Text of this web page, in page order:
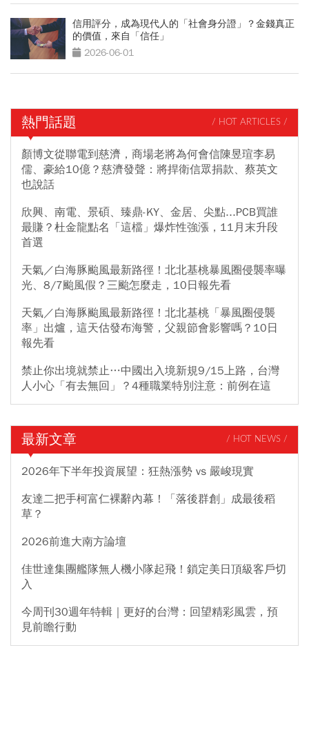
信用評分，成為現代人的「社會身分證」？金錢真正
的價值，來自「信任」
2026-06-01
熱門話題 / HOT ARTICLES /
顏博文從聯電到慈濟，商場老將為何會信陳昱瑄李易
儒、豪給10億？慈濟發聲：將捍衛信眾捐款、蔡英文
也說話
欣興、南電、景碩、臻鼎-KY、金居、尖點...PCB買誰
最賺？杜金龍點名「這檔」爆炸性強漲，11月末升段
首選
天氣／白海豚颱風最新路徑！北北基桃暴風圈侵襲率曝
光、8/7颱風假？三颱怎麼走，10日報先看
天氣／白海豚颱風最新路徑！北北基桃「暴風圈侵襲
率」出爐，這天估發布海警，父親節會影響嗎？10日
報先看
禁止你出境就禁止…中國出入境新規9/15上路，台灣
人小心「有去無回」？4種職業特別注意：前例在這
最新文章 / HOT NEWS /
2026年下半年投資展望：狂熱漲勢 vs 嚴峻現實
友達二把手柯富仁裸辭內幕！「落後群創」成最後稻
草？
2026前進大南方論壇
佳世達集團艦隊無人機小隊起飛！鎖定美日頂級客戶切
入
今周刊30週年特輯｜更好的台灣：回望精彩風雲，預
見前瞻行動